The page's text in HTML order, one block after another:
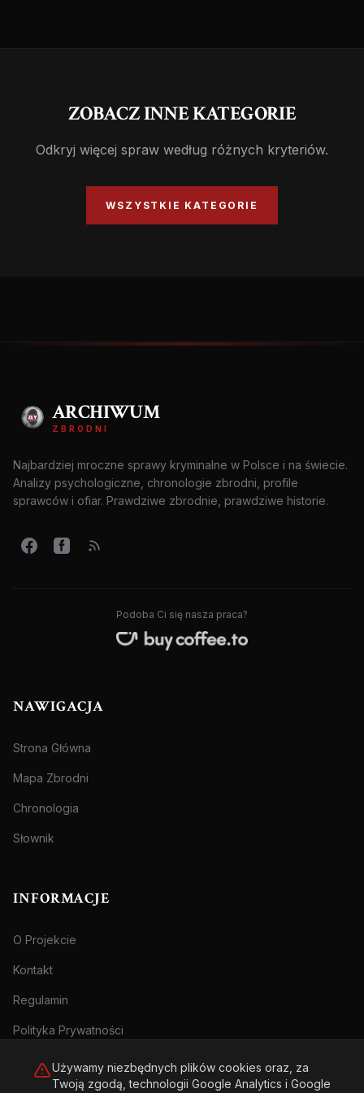
ZOBACZ INNE KATEGORIE
Odkryj więcej spraw według różnych kryteriów.
WSZYSTKIE KATEGORIE
ARCHIWUM
ZBRODNI
Najbardziej mroczne sprawy kryminalne w Polsce i na świecie.
Analizy psychologiczne, chronologie zbrodni, profile
sprawców i ofiar. Prawdziwe zbrodnie, prawdziwe historie.
Podoba Ci się nasza praca?
NAWIGACJA
Strona Główna
Mapa Zbrodni
Chronologia
Słownik
INFORMACJE
O Projekcie
Kontakt
Regulamin
Polityka Prywatności
Używamy niezbędnych plików cookies oraz, za
Twoją zgodą, technologii Google Analytics i Google